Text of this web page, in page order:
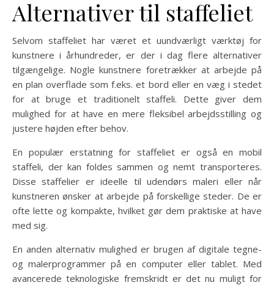
Alternativer til staffeliet
Selvom staffeliet har været et uundværligt værktøj for
kunstnere i århundreder, er der i dag flere alternativer
tilgængelige. Nogle kunstnere foretrækker at arbejde på
en plan overflade som f.eks. et bord eller en væg i stedet
for at bruge et traditionelt staffeli. Dette giver dem
mulighed for at have en mere fleksibel arbejdsstilling og
justere højden efter behov.
En populær erstatning for staffeliet er også en mobil
staffeli, der kan foldes sammen og nemt transporteres.
Disse staffelier er ideelle til udendørs maleri eller når
kunstneren ønsker at arbejde på forskellige steder. De er
ofte lette og kompakte, hvilket gør dem praktiske at have
med sig.
En anden alternativ mulighed er brugen af digitale tegne-
og malerprogrammer på en computer eller tablet. Med
avancerede teknologiske fremskridt er det nu muligt for